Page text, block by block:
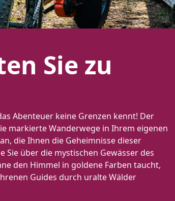
Sie zu
Abenteuer keine Grenzen kennt! Der
markierte Wanderwege in Ihrem eigenen
die Ihnen die Geheimnisse dieser
Sie über die mystischen Gewässer des
den Himmel in goldene Farben taucht,
Guides durch uralte Wälder